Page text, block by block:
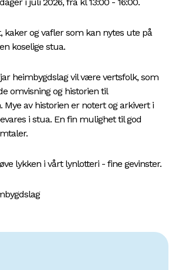
kaker og vafler som kan nytes ute på
koselige stua.
heimbygdslag vil være vertsfolk, som
omvisning og historien til
Mye av historien er notert og arkivert i
i stua. En fin mulighet til god
lykken i vårt lynlotteri - fine gevinster.